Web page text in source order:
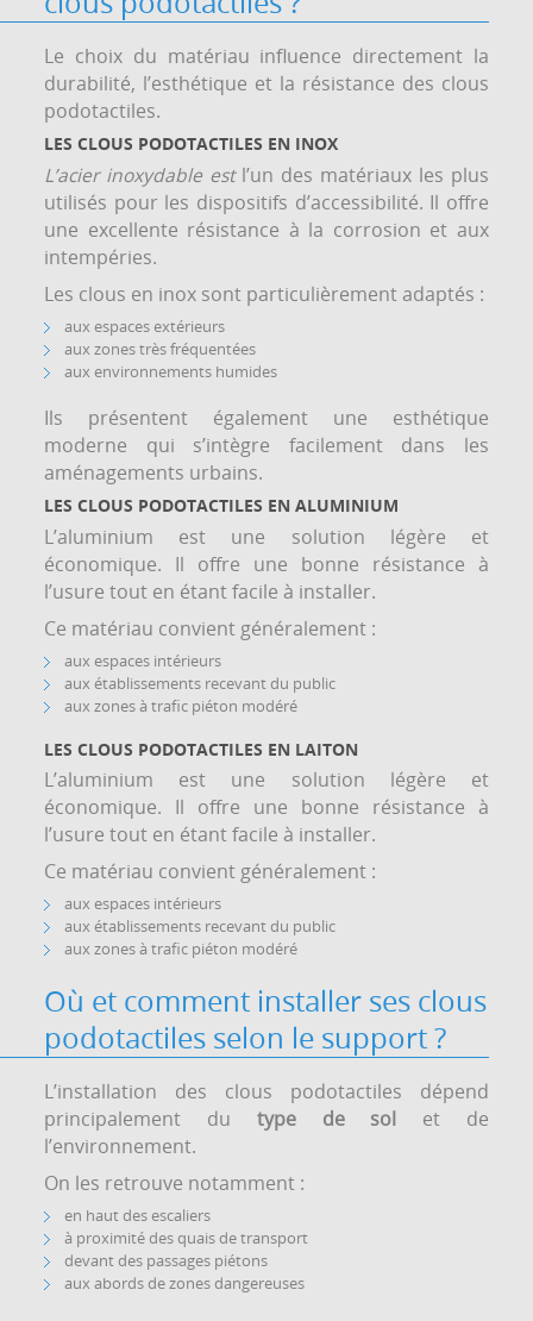
Le choix du matériau influence directement la
durabilité, l’esthétique et la résistance des clous
podotactiles.
LES CLOUS PODOTACTILES EN INOX
L’acier inoxydable estl’un des matériaux les plus
utilisés pour les dispositifs d’accessibilité. Il offre
une excellente résistance à la corrosion et aux
intempéries.
Les clous en inox sont particulièrement adaptés :
aux espaces extérieurs
aux zones très fréquentées
aux environnements humides
Ils présentent également une esthétique
moderne qui s’intègre facilement dans les
aménagements urbains.
LES CLOUS PODOTACTILES EN ALUMINIUM
L’aluminium est une solution légère et
économique. Il offre une bonne résistance à
l’usure tout en étant facile à installer.
Ce matériau convient généralement :
aux espaces intérieurs
aux établissements recevant du public
aux zones à trafic piéton modéré
LES CLOUS PODOTACTILES EN LAITON
L’aluminium est une solution légère et
économique. Il offre une bonne résistance à
l’usure tout en étant facile à installer.
Ce matériau convient généralement :
aux espaces intérieurs
aux établissements recevant du public
aux zones à trafic piéton modéré
Où et comment installer ses clous
podotactiles selon le support ?
L’installation des clous podotactiles dépend
principalement du type de sol et de
l’environnement.
On les retrouve notamment :
en haut des escaliers
à proximité des quais de transport
devant des passages piétons
aux abords de zones dangereuses